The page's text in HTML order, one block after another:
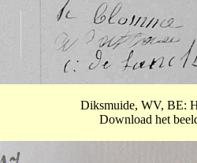
Diksmuide, WV, BE:
Download het